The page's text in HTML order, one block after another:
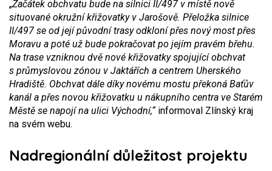
„Začátek obchvatu bude na silnici II/497 v místě nově
situované okružní křižovatky v Jarošově. Přeložka silnice
II/497 se od její původní trasy odkloní přes nový most přes
Moravu a poté už bude pokračovat po jejím pravém břehu.
Na trase vzniknou dvě nové křižovatky spojující obchvat
s průmyslovou zónou v Jaktářích a centrem Uherského
Hradiště. Obchvat dále díky novému mostu překoná Baťův
kanál a přes novou křižovatku u nákupního centra ve Starém
Městě se napojí na ulici Východní,“informoval Zlínský kraj
na svém webu.
Nadregionální důležitost projektu